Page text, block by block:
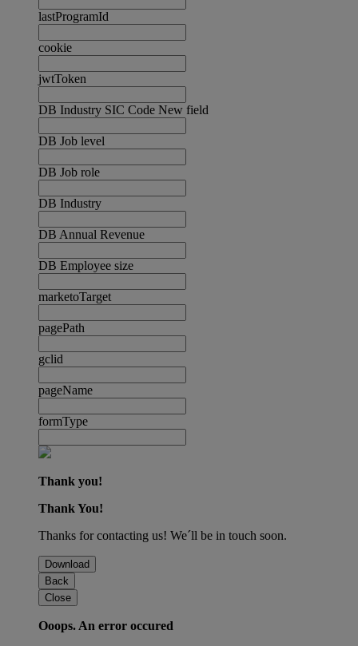
lastProgramId
cookie
jwtToken
DB Industry SIC Code New field
DB Job level
DB Job role
DB Industry
DB Annual Revenue
DB Employee size
marketoTarget
pagePath
gclid
pageName
formType
Thank you!
Thank You!
Thanks for contacting us! We´ll be in touch soon.
Download
Back
Close
Ooops. An error occured